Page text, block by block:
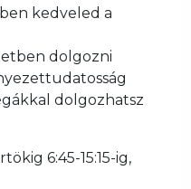
kedveled a
dolgozni
dolgozhatsz
6:45-15:15-ig,